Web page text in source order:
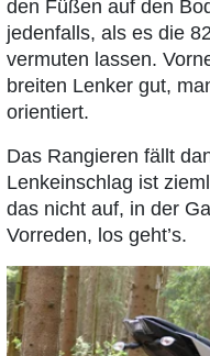
den Füßen auf den
jedenfalls, als es die
vermuten lassen.
breiten Lenker gut,
orientiert.
Das Rangieren fällt
Lenkeinschlag ist
das nicht auf, in der
Vorreden, los geht’s.